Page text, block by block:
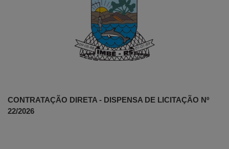
CONTRATAÇÃO DIRETA - DISPENSA DE LICITAÇÃO Nº
22/2026